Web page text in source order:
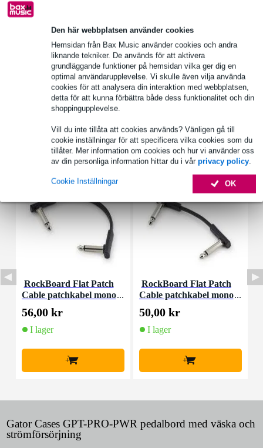
Den här webbplatsen använder cookies
Hemsidan från Bax Music använder cookies och andra
liknande tekniker. De används för att aktivera
grundläggande funktioner på hemsidan vilka ger dig en
optimal användarupplevelse. Vi skulle även vilja använda
cookies för att analysera din interaktion med webbplatsen,
detta för att kunna förbättra både dess funktionalitet och din
shoppingupplevelse.
Vill du inte tillåta att cookies används? Vänligen gå till
cookie inställningar för att specificera vilka cookies som du
tillåter. Mer information om cookies och hur vi använder oss
av din personliga information hittar du i vår privacy policy.
OK
Cookie Inställningar
1 250 ledande varumärken
Produktinformation
professionell pedalboard med bärväska
pedalbordet är försett med ett praktiskt handtag
speciella utskärningar för att dra strömkablar undertill
Tillbehör (110)
RockBoard Flat Patch
Cable patchkabel mono
jack haaks 10 cm
56,00 kr
I lager
+
RockBoard Flat Patch
Cable patchkabel mono
jack haaks 5 cm
50,00 kr
I lager
+
Gator Cases GPT-PRO-PWR pedalbord med väska och
strömförsörjning